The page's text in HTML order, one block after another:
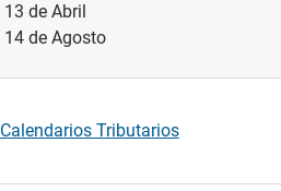
13 de Abril
14 de Agosto
Calendarios Tributarios